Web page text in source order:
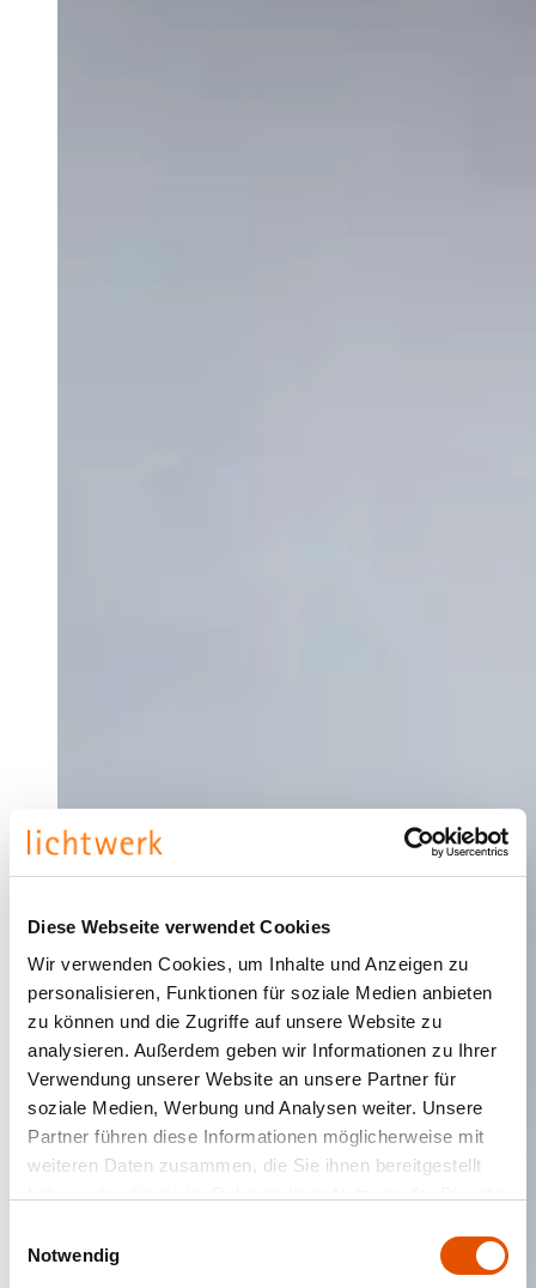
Diese Webseite verwendet Cookies
Wir verwenden Cookies, um Inhalte und Anzeigen zu
personalisieren, Funktionen für soziale Medien anbieten
zu können und die Zugriffe auf unsere Website zu
analysieren. Außerdem geben wir Informationen zu Ihrer
Verwendung unserer Website an unsere Partner für
soziale Medien, Werbung und Analysen weiter. Unsere
Partner führen diese Informationen möglicherweise mit
weiteren Daten zusammen, die Sie ihnen bereitgestellt
Notwendig